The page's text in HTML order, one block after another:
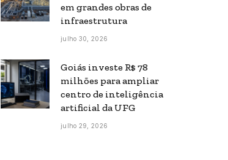
em grandes obras de
infraestrutura
julho 30, 2026
Goiás investe R$ 78
milhões para ampliar
centro de inteligência
artificial da UFG
julho 29, 2026